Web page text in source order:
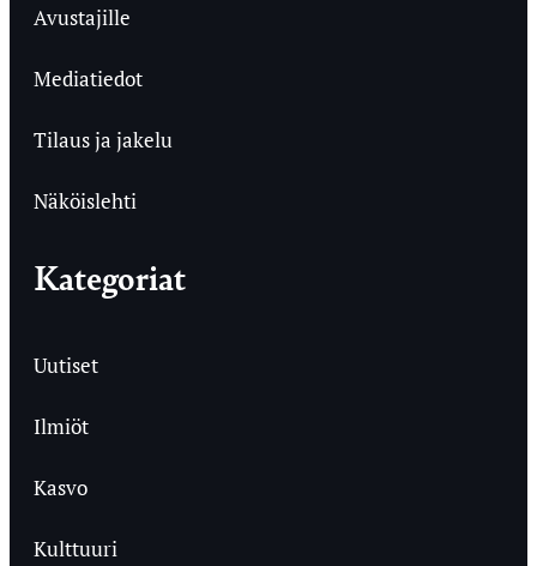
Avustajille
Mediatiedot
Tilaus ja jakelu
Näköislehti
Kategoriat
Uutiset
Ilmiöt
Kasvo
Kulttuuri